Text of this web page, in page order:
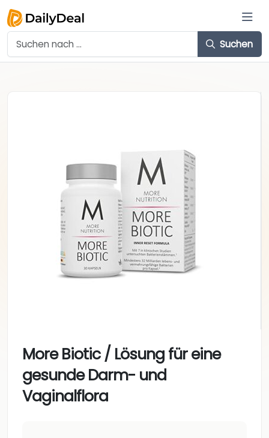
Suchen
More Biotic / Lösung für eine
gesunde Darm- und
Vaginalflora